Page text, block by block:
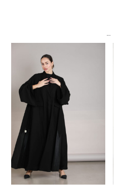
منتجات ذات صلة